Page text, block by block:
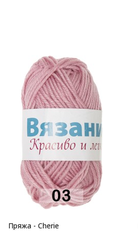
Пряжа - Cherie